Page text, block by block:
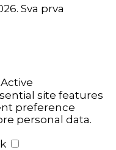
Sva prva
site features
preference
personal data.